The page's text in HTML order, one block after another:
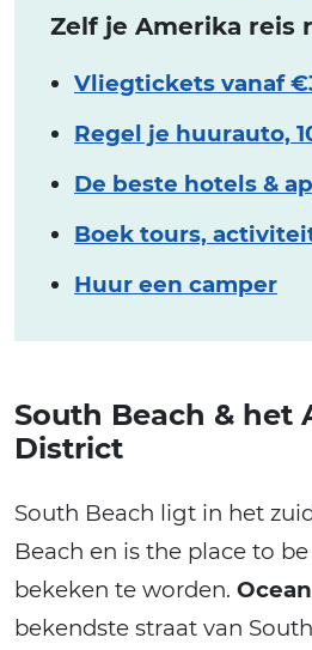
Zelf je Amerika reis
Vliegtickets vanaf
Regel je huurauto,
De beste hotels &
Boek tours,
Huur een camper
South Beach & het
District
South Beach ligt in het
Beach en is the place to
bekeken te worden.
bekendste straat van